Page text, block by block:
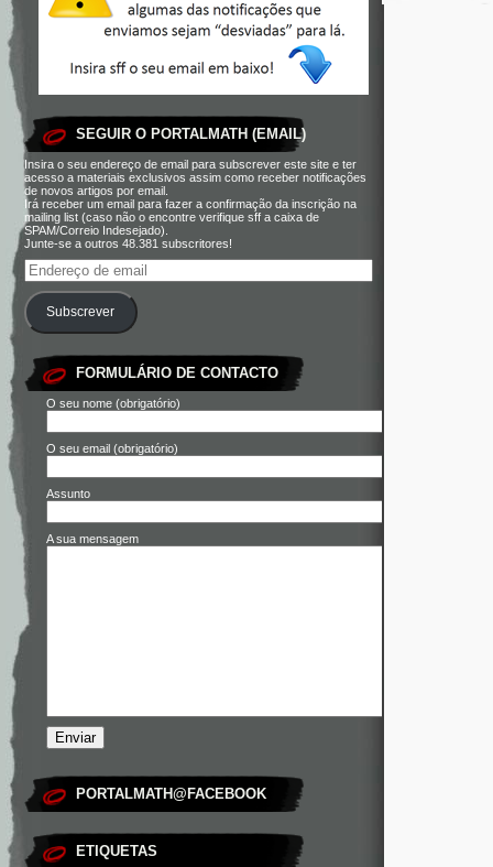
SEGUIR O PORTALMATH (EMAIL)
Insira o seu endereço de email para subscrever este site e ter
acesso a materiais exclusivos assim como receber notificações
de novos artigos por email.
Irá receber um email para fazer a confirmação da inscrição na
mailing list (caso não o encontre verifique sff a caixa de
SPAM/Correio Indesejado).
Junte-se a outros 48.381 subscritores!
Subscrever
FORMULÁRIO DE CONTACTO
O seu nome (obrigatório)
O seu email (obrigatório)
Assunto
A sua mensagem
PORTALMATH@FACEBOOK
ETIQUETAS